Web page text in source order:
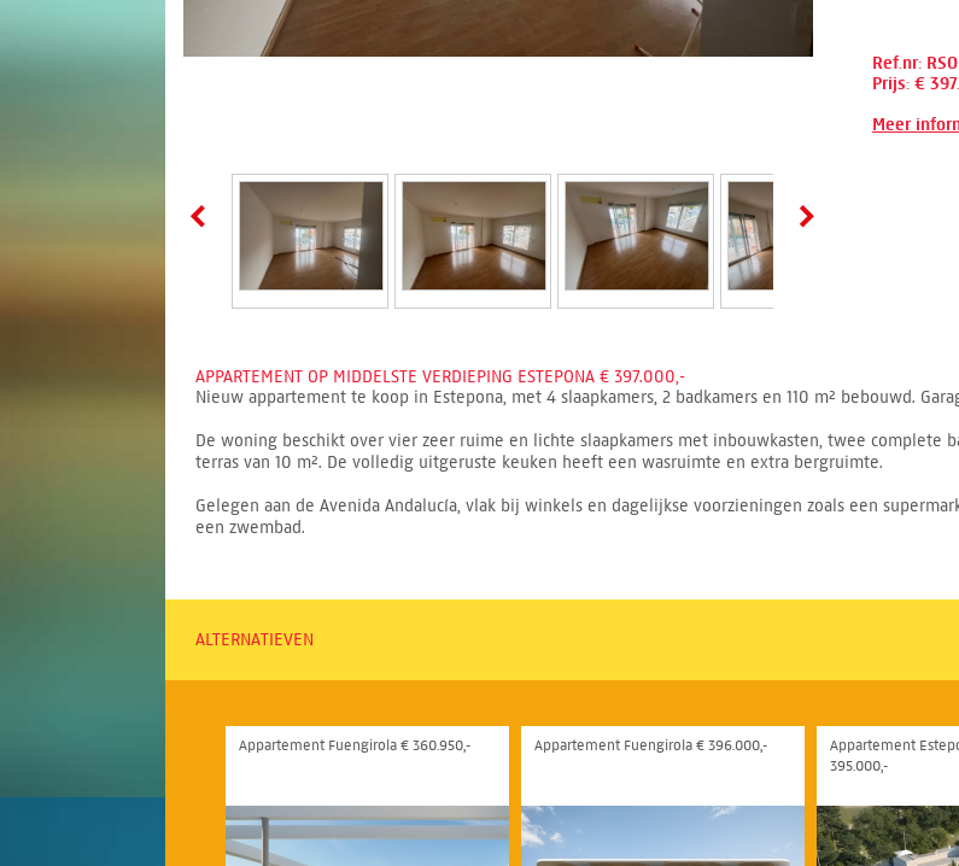
Ref.nr:
Prijs: €
Meer
APPARTEMENT OP MIDDELSTE VERDIEPING ESTEPONA € 397.000,-
Nieuw appartement te koop in Estepona, met 4 slaapkamers, 2 badkamers en 110 m² bebouwd.
De woning beschikt over vier zeer ruime en lichte slaapkamers met inbouwkasten, twee complete
terras van 10 m². De volledig uitgeruste keuken heeft een wasruimte en extra bergruimte.
Gelegen aan de Avenida Andalucía, vlak bij winkels en dagelijkse voorzieningen zoals een
een zwembad.
ALTERNATIEVEN
Appartement Fuengirola € 360.950,- Appartement Fuengirola € 396.000,-
Appartement
395.000,-